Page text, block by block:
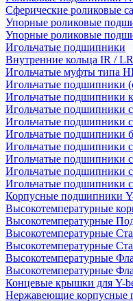
Сферические роликовые
Упорные роликовые
Упорные роликовые
Игольчатые подшипники
Внутренние кольца IR / LR
Игольчатые муфты типа
Игольчатые подшипники
Игольчатые подшипники
Игольчатые подшипники
Игольчатые подшипники
Игольчатые подшипники
Игольчатые подшипники
Игольчатые подшипники
Игольчатые подшипники
Игольчатые подшипники
Корпусные подшипники
Высокотемпературные
Высокотемпературные
Высокотемпературные
Высокотемпературные
Высокотемпературные
Высокотемпературные
Концевые крышки для Y-
Нержавеющие корпусные